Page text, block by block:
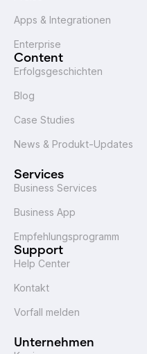
Apps & Integrationen
Enterprise
Content
Erfolgsgeschichten
Blog
Case Studies
News & Produkt-Updates
Services
Business Services
Business App
Empfehlungsprogramm
Support
Help Center
Kontakt
Vorfall melden
Unternehmen